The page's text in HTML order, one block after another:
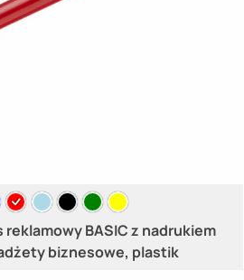
BASIC z nadrukiem
biznesowe, plastik